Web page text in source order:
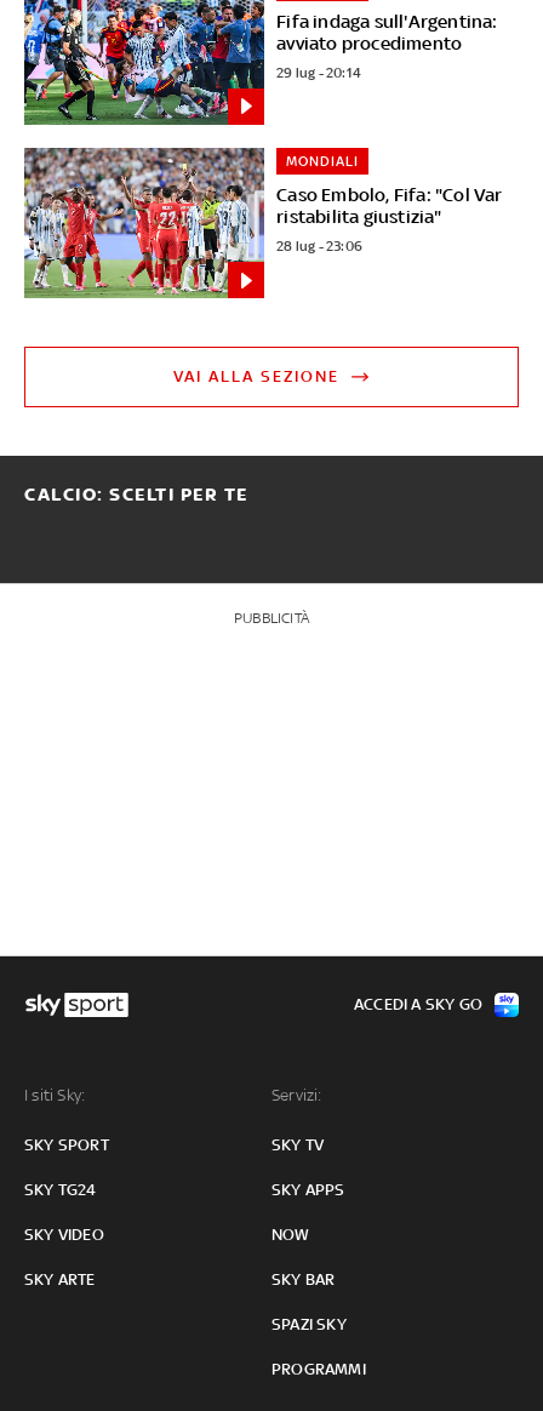
Fifa indaga sull'Argentina:
avviato procedimento
29 lug - 20:14
Caso Embolo, Fifa: "Col Var
ristabilita giustizia"
MONDIALI
28 lug - 23:06
VAI ALLA SEZIONE
CALCIO: SCELTI PER TE
PUBBLICITÀ
I siti Sky:
SKY SPORT
SKY TG24
SKY VIDEO
SKY ARTE
Servizi:
SKY TV
SKY APPS
NOW
SKY BAR
SPAZI SKY
PROGRAMMI
ACCEDI A SKY GO